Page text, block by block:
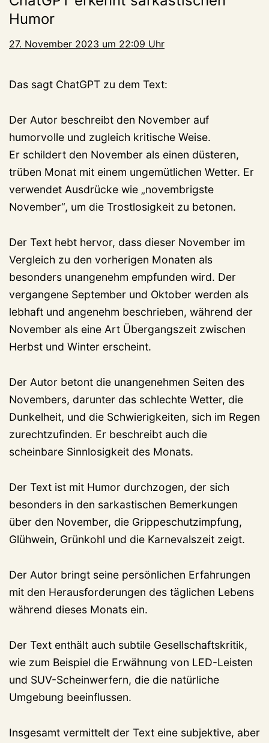
Humor
27. November 2023 um 22:09 Uhr
Das sagt ChatGPT zu dem Text:
Der Autor beschreibt den November auf
humorvolle und zugleich kritische Weise.
Er schildert den November als einen düsteren,
trüben Monat mit einem ungemütlichen Wetter. Er
verwendet Ausdrücke wie „novembrigste
November“, um die Trostlosigkeit zu betonen.
Der Text hebt hervor, dass dieser November im
Vergleich zu den vorherigen Monaten als
besonders unangenehm empfunden wird. Der
vergangene September und Oktober werden als
lebhaft und angenehm beschrieben, während der
November als eine Art Übergangszeit zwischen
Herbst und Winter erscheint.
Der Autor betont die unangenehmen Seiten des
Novembers, darunter das schlechte Wetter, die
Dunkelheit, und die Schwierigkeiten, sich im Regen
zurechtzufinden. Er beschreibt auch die
scheinbare Sinnlosigkeit des Monats.
Der Text ist mit Humor durchzogen, der sich
besonders in den sarkastischen Bemerkungen
über den November, die Grippeschutzimpfung,
Glühwein, Grünkohl und die Karnevalszeit zeigt.
Der Autor bringt seine persönlichen Erfahrungen
mit den Herausforderungen des täglichen Lebens
während dieses Monats ein.
Der Text enthält auch subtile Gesellschaftskritik,
wie zum Beispiel die Erwähnung von LED-Leisten
und SUV-Scheinwerfern, die die natürliche
Umgebung beeinflussen.
Insgesamt vermittelt der Text eine subjektive, aber